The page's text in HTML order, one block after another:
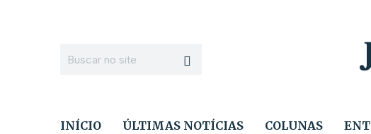
INÍCIO ÚLTIMAS NOTÍCIAS COLUNAS